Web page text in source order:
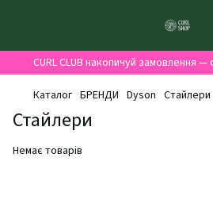
CURL CLUB накопичуй замовлення
Каталог БРЕНДИ Dyson Стайлери
Стайлери
Немає товарів